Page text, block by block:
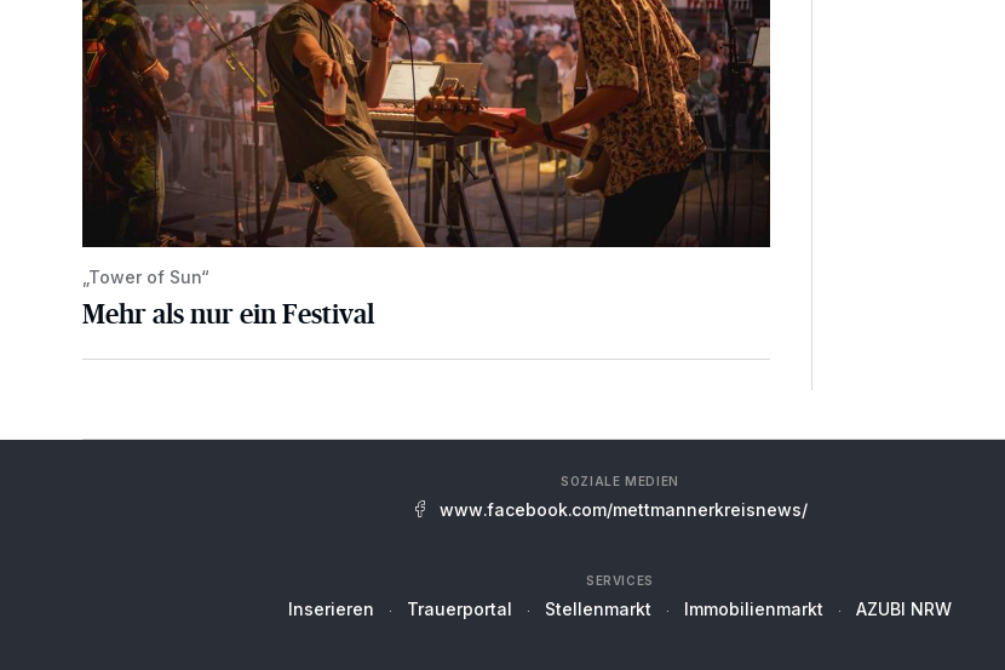
„Tower of Sun“
Mehr als nur ein Festival
SOZIALE MEDIEN
www.facebook.com/mettmannerkreisnews/
SERVICES
Inserieren Trauerportal Stellenmarkt Immobilienmarkt AZUBI NRW